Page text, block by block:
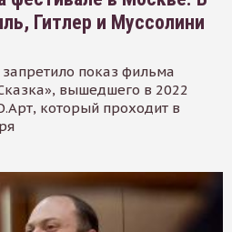
Гитлер и Муссолини
показ фильма
вышедшего в 2022
который проходит в